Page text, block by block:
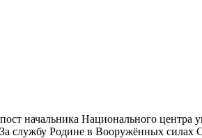
начальника Национального центра
службу Родине в Вооружённых